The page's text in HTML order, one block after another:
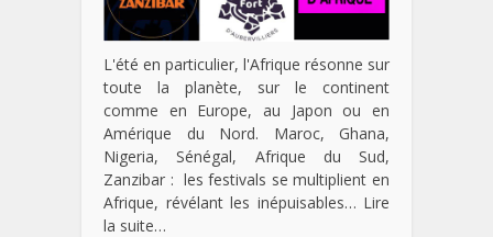
L'été en particulier, l'Afrique résonne sur
toute la planète, sur le continent
comme en Europe, au Japon ou en
Amérique du Nord. Maroc, Ghana,
Nigeria, Sénégal, Afrique du Sud,
Zanzibar : les festivals se multiplient en
Afrique, révélant les inépuisables… Lire
la suite…